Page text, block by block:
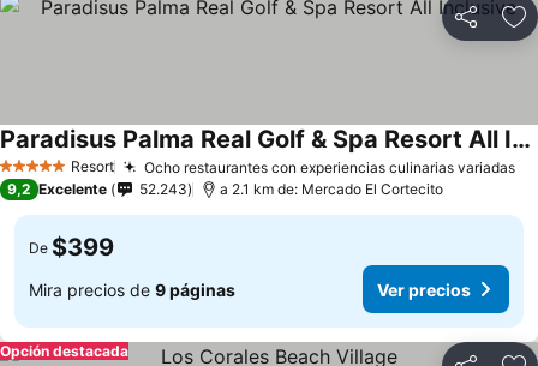
Compartir
5 Estrellas Resort Ocho restaurantes con experiencias culinarias variadas
Paradisus Palma Real Golf & Spa Resort All Inclusive
Ver precios
9,2 Excelente 52.243 a 2.1 km de: Mercado El Cortecito
De $399
Mira precios de 9 páginas Ver precios
Opción destacada